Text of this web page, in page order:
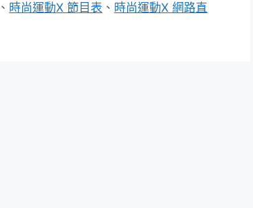
、 時尚運動X 節目表 、 時尚運動X 網路直